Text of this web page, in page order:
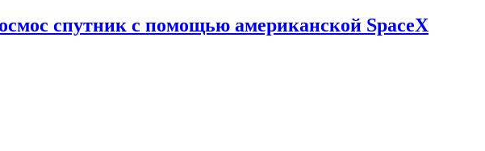
спутник с помощью американской SpaceX